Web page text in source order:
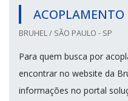
ACOPLAMENTO
BRUHEL / SÃO PAULO - SP
Para quem busca por
encontrar no website da
informações no portal